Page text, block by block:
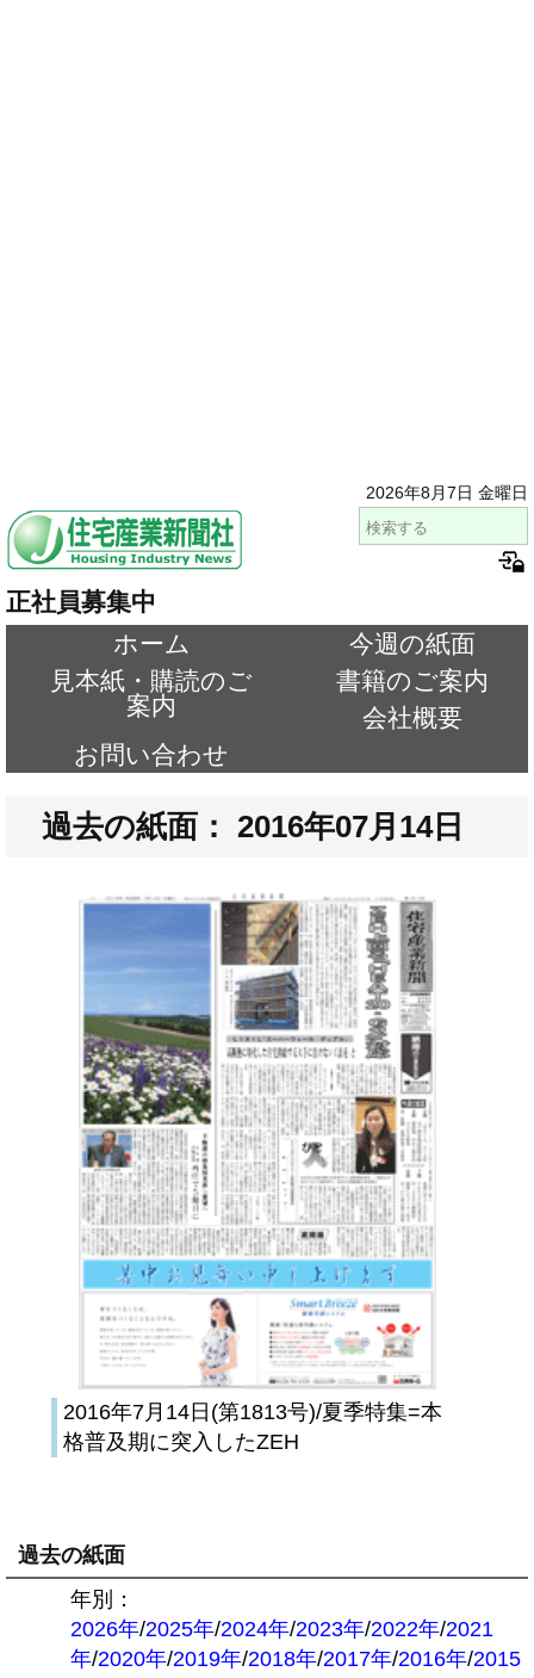
2026年8月7日 金曜日
正社員募集中
ホーム
今週の紙面
見本紙・購読のご
案内
書籍のご案内
会社概要
お問い合わせ
過去の紙面： 2016年07月14日
2016年7月14日(第1813号)/夏季特集=本
格普及期に突入したZEH
過去の紙面
年別：
2026年/2025年/2024年/2023年/2022年/2021
年/2020年/2019年/2018年/2017年/2016年/2015